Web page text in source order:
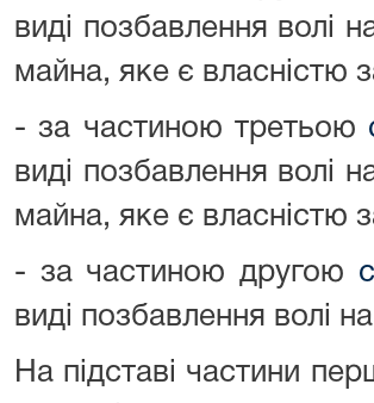
виді позбавлення волі
майна, яке є власністю
- за частиною третьою
виді позбавлення волі
майна, яке є власністю
- за частиною другою
виді позбавлення волі
На підставі частини